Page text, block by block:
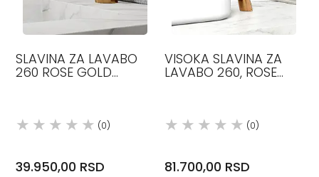
SLAVINA ZA LAVABO
260 ROSE GOLD
(0)
39.950,00 RSD
VISOKA SLAVINA ZA
LAVABO 260, ROSE
(0)
81.700,00 RSD